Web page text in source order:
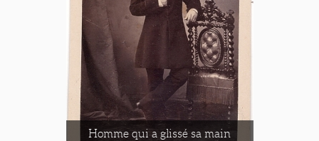
Homme qui a glissé sa main